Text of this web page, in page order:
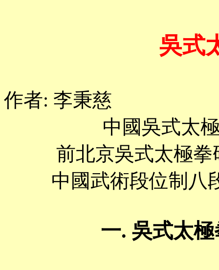
吳式
作者: 李秉慈
中國吳式太
前北京吳式太極拳
中國武術段位制八
一. 吳式太